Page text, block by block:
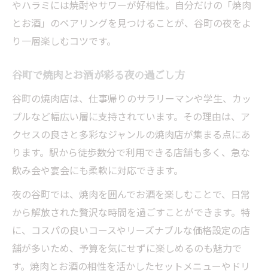
やハラミには焼酎やサワーが好相性。自分だけの「焼肉
とお酒」のペアリングを見つけることが、谷町の夜をよ
り一層楽しむコツです。
谷町で焼肉とお酒が彩る夜の過ごし方
谷町の焼肉店は、仕事帰りのサラリーマンや学生、カッ
プルなど幅広い層に支持されています。その理由は、ア
クセスの良さと多彩なジャンルの焼肉店が集まる点にあ
ります。駅から徒歩数分で利用できる店舗も多く、急な
飲み会や宴会にも柔軟に対応できます。
夜の谷町では、焼肉を囲んでお酒を楽しむことで、日常
から解放された贅沢な時間を過ごすことができます。特
に、コスパの良いコースやリーズナブルな価格設定の店
舗が多いため、予算を気にせずに楽しめるのも魅力で
す。焼肉とお酒の相性を活かしたセットメニューやドリ